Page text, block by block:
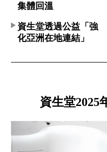
集體回溫
資生堂透過公益「強
化亞洲在地連結」
資生堂2025